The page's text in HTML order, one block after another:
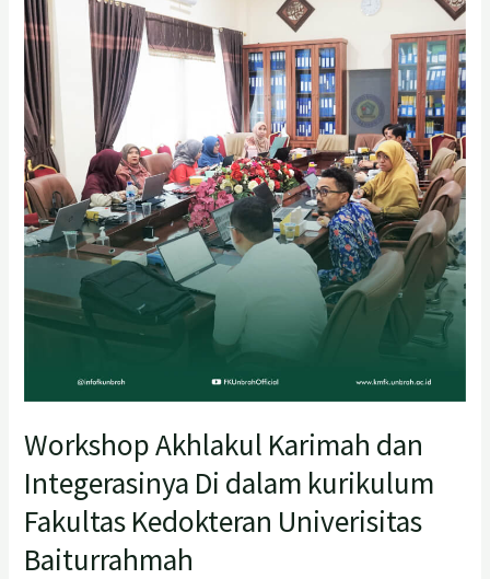
Workshop Akhlakul Karimah dan
Integerasinya Di dalam kurikulum
Fakultas Kedokteran Univerisitas
Baiturrahmah
Karimah
dan
Integerasinya
Di
dalam
kurikulum
Fakultas
Kedokteran
Univerisitas
Baiturrahmah